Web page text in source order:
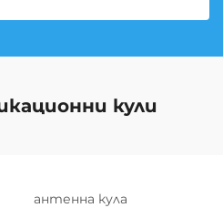
кули
антенна кула